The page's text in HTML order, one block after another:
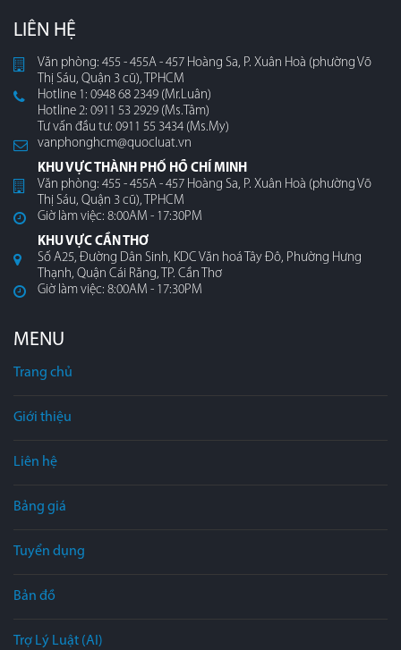
LIÊN HỆ
Văn phòng: 455 - 455A - 457 Hoàng Sa, P. Xuân Hoà (phường Võ
Thị Sáu, Quận 3 cũ), TPHCM
Hotline 1: 0948 68 2349 (Mr.Luân)
Hotline 2: 0911 53 2929 (Ms.Tâm)
Tư vấn đầu tư: 0911 55 3434 (Ms.My)
vanphonghcm@quocluat.vn
KHU VỰC THÀNH PHỐ HỒ CHÍ MINH
Văn phòng: 455 - 455A - 457 Hoàng Sa, P. Xuân Hoà (phường Võ
Thị Sáu, Quận 3 cũ), TPHCM
Giờ làm việc: 8:00AM - 17:30PM
KHU VỰC CẦN THƠ
Số A25, Đường Dân Sinh, KDC Văn hoá Tây Đô, Phường Hưng
Thạnh, Quận Cái Răng, TP. Cần Thơ
Giờ làm việc: 8:00AM - 17:30PM
MENU
Trang chủ
Giới thiệu
Liên hệ
Bảng giá
Tuyển dụng
Bản đồ
Trợ Lý Luật (AI)